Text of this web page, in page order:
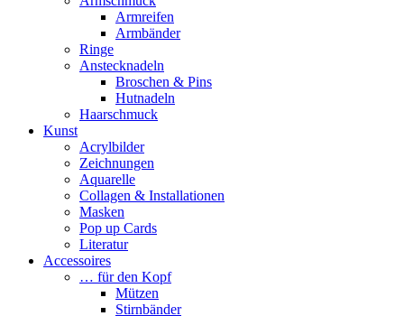
Armreifen
Armbänder
Ringe
Anstecknadeln
Broschen & Pins
Hutnadeln
Haarschmuck
Kunst
Acrylbilder
Zeichnungen
Aquarelle
Collagen & Installationen
Masken
Pop up Cards
Literatur
Accessoires
… für den Kopf
Mützen
Stirnbänder